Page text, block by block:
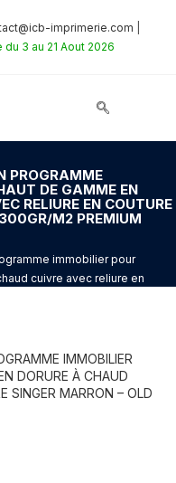
imprimerie.com
3 au 21 Aout 2026
PROGRAMME
DE GAMME EN
RELIURE EN COUTURE
M2 PREMIUM
immobilier pour
cuivre avec reliure en
IMMOBILIER
DORURE À CHAUD
SINGER MARRON – OLD